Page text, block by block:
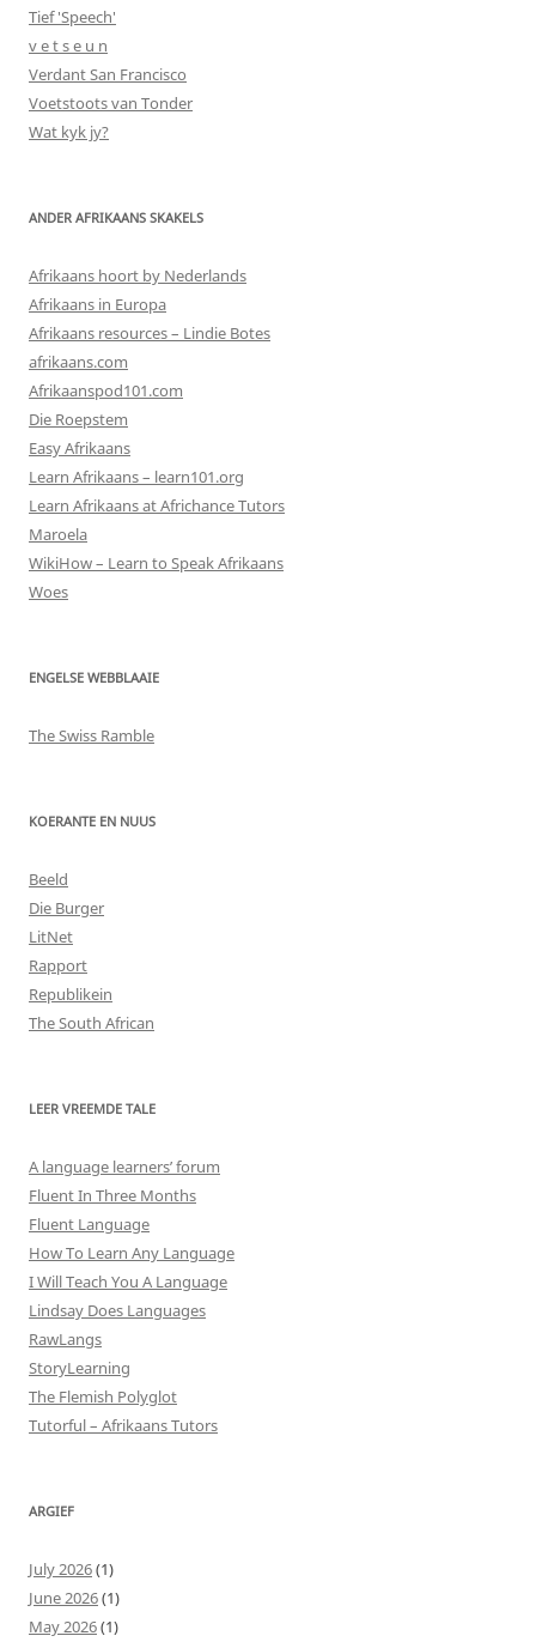
Tief 'Speech'
v e t s e u n
Verdant San Francisco
Voetstoots van Tonder
Wat kyk jy?
ANDER AFRIKAANS SKAKELS
Afrikaans hoort by Nederlands
Afrikaans in Europa
Afrikaans resources – Lindie Botes
afrikaans.com
Afrikaanspod101.com
Die Roepstem
Easy Afrikaans
Learn Afrikaans – learn101.org
Learn Afrikaans at Africhance Tutors
Maroela
WikiHow – Learn to Speak Afrikaans
Woes
ENGELSE WEBBLAAIE
The Swiss Ramble
KOERANTE EN NUUS
Beeld
Die Burger
LitNet
Rapport
Republikein
The South African
LEER VREEMDE TALE
A language learners’ forum
Fluent In Three Months
Fluent Language
How To Learn Any Language
I Will Teach You A Language
Lindsay Does Languages
RawLangs
StoryLearning
The Flemish Polyglot
Tutorful – Afrikaans Tutors
ARGIEF
July 2026(1)
June 2026(1)
May 2026(1)